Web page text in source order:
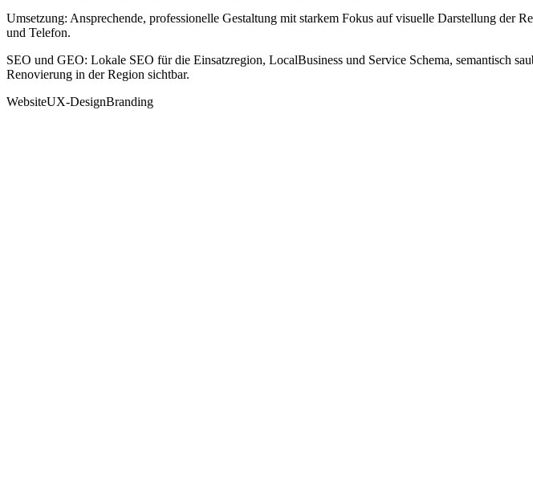
Umsetzung: Ansprechende, professionelle Gestaltung mit starkem Fokus auf visuelle Darstellung der
und Telefon.
SEO und GEO: Lokale SEO für die Einsatzregion, LocalBusiness und Service Schema, semantisch
Renovierung in der Region sichtbar.
WebsiteUX-DesignBranding